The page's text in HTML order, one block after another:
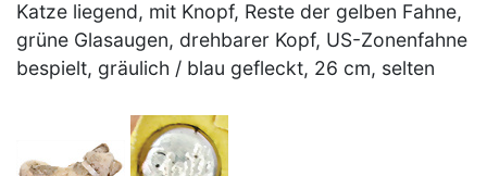
Katze liegend, mit Knopf, Reste der gelben Fahne,
grüne Glasaugen, drehbarer Kopf, US-Zonenfahne
bespielt, gräulich / blau gefleckt, 26 cm, selten